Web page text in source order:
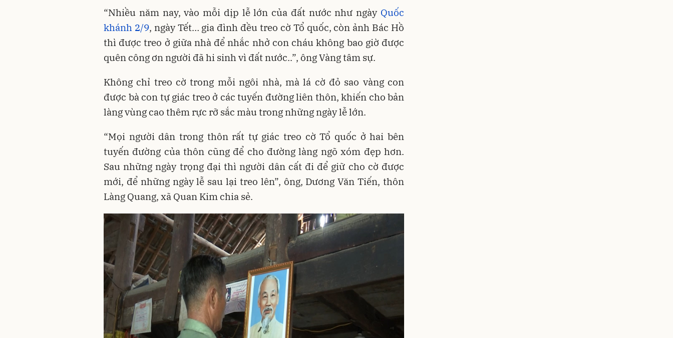
“Nhiều năm nay, vào mỗi dịp lễ lớn của đất nước như ngày Quốc
khánh 2/9, ngày Tết… gia đình đều treo cờ Tổ quốc, còn ảnh Bác Hồ
thì được treo ở giữa nhà để nhắc nhở con cháu không bao giờ được
quên công ơn người đã hi sinh vì đất nước..”, ông Vàng tâm sự.
Không chỉ treo cờ trong mỗi ngôi nhà, mà lá cờ đỏ sao vàng con
được bà con tự giác treo ở các tuyến đường liên thôn, khiến cho bản
làng vùng cao thêm rực rỡ sắc màu trong những ngày lễ lớn.
“Mọi người dân trong thôn rất tự giác treo cờ Tổ quốc ở hai bên
tuyến đường của thôn cũng để cho đường làng ngõ xóm đẹp hơn.
Sau những ngày trọng đại thì người dân cất đi để giữ cho cờ được
mới, để những ngày lễ sau lại treo lên”, ông, Dương Văn Tiến, thôn
Làng Quang, xã Quan Kim chia sẻ.